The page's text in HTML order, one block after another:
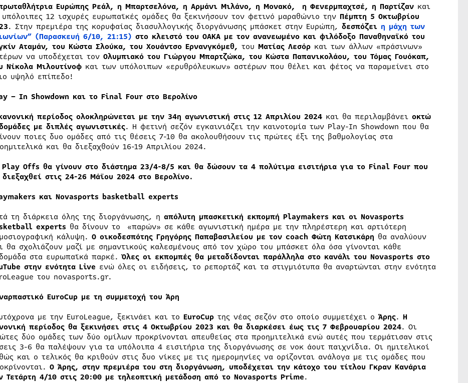
Ευρώπης Ρεάλ, η Μπαρτσελόνα, η Αρμάνι Μιλάνο, η Μονακό, η Φενερμπαχτσέ, η Παρτίζανκαι
υπόλοιπες 12 ισχυρές ευρωπαϊκές ομάδες θα ξεκινήσουν τον φετινό μαραθώνιο την Πέμπτη 5 Οκτωβρίου
. Στην πρεμιέρα της κορυφαίας διασυλλογικής διοργάνωσης μπάσκετ στην Ευρώπη, δεσπόζει η μάχη των
(Παρασκευή 6/10, 21:15) στο κλειστό του ΟΑΚΑ με τον ανανεωμένο και φιλόδοξο Παναθηναϊκό του
Αταμάν, του Κώστα Σλούκα, του Χουάντσο Ερνανγκόμεθ, του Ματίας Λεσόρ και των άλλων «πράσινων»
να υποδέχεται τονΟλυμπιακό του Γιώργου Μπαρτζώκα, του Κώστα Παπανικολάου, του Τόμας Γουόκαπ,
Νίκολα Μιλουτίνοφ και των υπόλοιπων «ερυθρόλευκων» αστέρων που θέλει και φέτος να παραμείνει στο
υψηλό επίπεδο!
– In Showdown και τοFinal Four στο Βερολίνο
περίοδος ολοκληρώνεται με την 34η αγωνιστική στις 12 Απριλίου 2024 και θα περιλαμβάνει οκτώ
με διπλές αγωνιστικές. Η φετινή σεζόν εγκαινιάζει την καινοτομία των Play-In Showdown που θα
ποιες δυο ομάδες από τις θέσεις 7-10 θα ακολουθήσουν τις πρώτες έξι της βαθμολογίας στα
και θα διεξαχθούν 16-19 Απριλίου 2024.
Play Offs θα γίνουν στο διάστημα 23/4-8/5 και θα δώσουν τα 4 πολύτιμα εισιτήρια για το Final Four που
στις 24-26 Μάϊου 2024 στο Βερολίνο.
και Novasports basketball experts
τη διάρκεια όλης της διοργάνωσης, η απόλυτη μπασκετική εκπομπή Playmakers και οι Novasports
experts θα δίνουν το «παρών» σε κάθε αγωνιστική ημέρα με την πληρέστερη και αρτιότερη
κάλυψη. Ο οικοδεσπότης Γρηγόρης Παπαβασιλείου με τον coach Φώτη Κατσικάρη θα αναλύουν
θα σχολιάζουν μαζί με σημαντικούς καλεσμένους από τον χώρο του μπάσκετ όλα όσα γίνονται κάθε
στα ευρωπαϊκά παρκέ.Όλες οι εκπομπές θα μεταδίδονται παράλληλα στο κανάλι του Novasports στο
στην ενότητα Live ενώ όλες οι ειδήσεις, το ρεπορτάζ και τα στιγμιότυπα θα αναρτώνται στην ενότητα
του novasports.gr.
EuroCupμε τη συμμετοχή του Άρη
με την EuroLeague, ξεκινάει και το EuroCupτης νέας σεζόν στο οποίο συμμετέχει ο Άρης. Η
περίοδος θα ξεκινήσει στις 4 Οκτωβρίου 2023 και θα διαρκέσει έως τις 7 Φεβρουαρίου 2024. Οι
δύο ομάδες των δύο ομίλων προκρίνονται απευθείας στα προημιτελικά ενώ αυτές που τερμάτισαν στις
3-6 θα παλέψουν για τα υπόλοιπα 4 εισιτήρια της διοργάνωσης σε νοκ άουτ παιχνίδια. Οι ημιτελικοί
και ο τελικός θα κριθούν στις δυο νίκες με τις ημερομηνίες να ορίζονται ανάλογα με τις ομάδες που
Ο Άρης, στην πρεμιέρα του στη διοργάνωση, υποδέχεται την κάτοχο του τίτλου Γκραν Κανάρια
Τετάρτη 4/10 στις 20:00 με τηλεοπτική μετάδοση από το Novasports Prime.